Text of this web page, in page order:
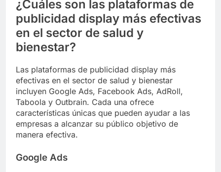
¿Cuáles son las plataformas de
publicidad display más efectivas
en el sector de salud y
bienestar?
Las plataformas de publicidad display más
efectivas en el sector de salud y bienestar
incluyen Google Ads, Facebook Ads, AdRoll,
Taboola y Outbrain. Cada una ofrece
características únicas que pueden ayudar a las
empresas a alcanzar su público objetivo de
manera efectiva.
Google Ads